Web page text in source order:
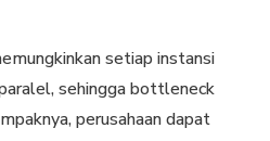
setiap instansi
sehingga bottleneck
perusahaan dapat